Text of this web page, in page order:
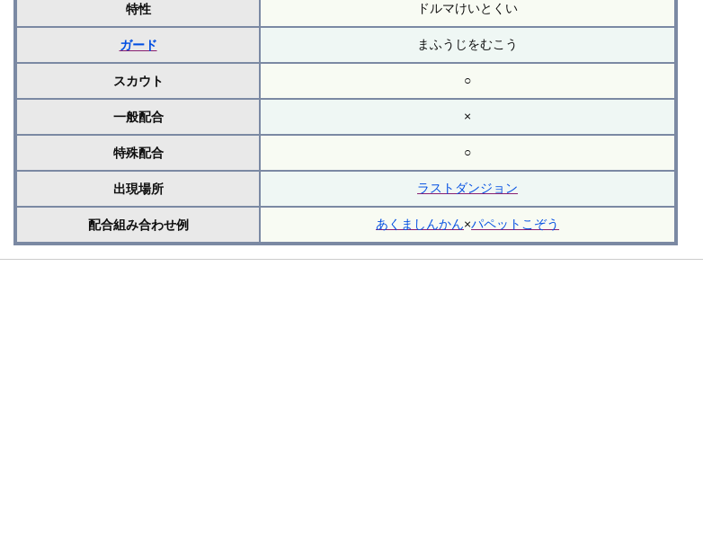
特性 ドルマけいとくい
ガード まふうじをむこう
スカウト ○
一般配合 ×
特殊配合 ○
出現場所 ラストダンジョン
配合組み合わせ例 あくましんかん×パペットこぞう